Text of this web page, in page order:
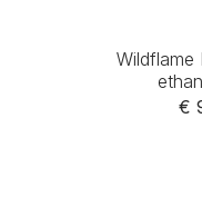
Wildflame
€